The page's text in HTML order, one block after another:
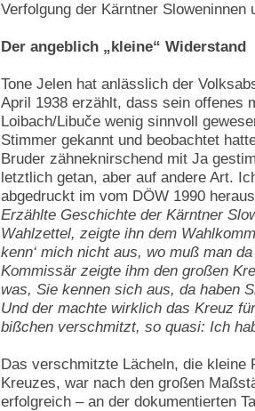
Verfolgung der Kärntner Sloweninnen
Der angeblich „kleine“ Widerstand
Tone Jelen hat anlässlich der
April 1938 erzählt, dass sein offenes
Loibach/Libuče wenig sinnvoll
Stimmer gekannt und beobachtet
Bruder zähneknirschend mit Ja
letztlich getan, aber auf andere Art.
abgedruckt im vom DÖW 1990
Erzählte Geschichte der Kärntner
Wahlzettel, zeigte ihn dem
kenn‘ mich nicht aus, wo muß man
Kommissär zeigte ihm den großen
was, Sie kennen sich aus, da haben
Und der machte wirklich das Kreuz
bißchen verschmitzt, so quasi: Ich
Das verschmitzte Lächeln, die kleine
Kreuzes, war nach den großen
erfolgreich – an der dokumentierten